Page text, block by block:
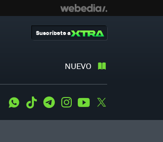
NUEVO
Suscríbete a
WhatsApp
Tiktok TelegramInstagramYoutube